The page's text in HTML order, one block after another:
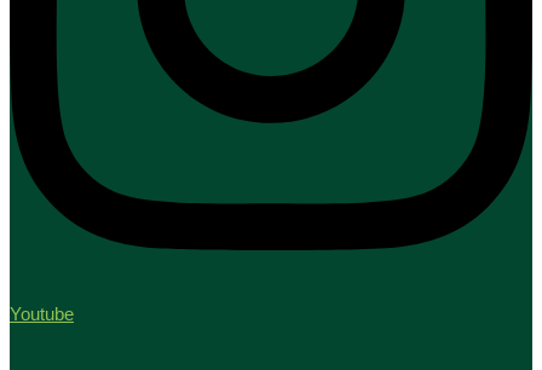
Youtube